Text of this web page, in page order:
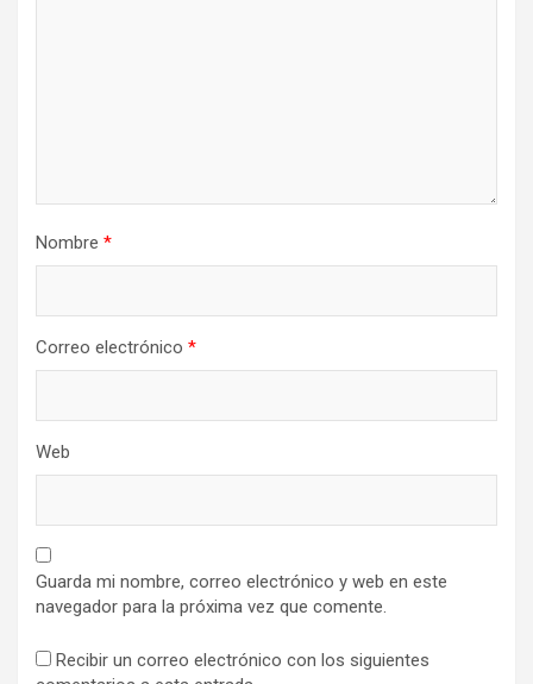
Nombre *
Correo electrónico *
Web
Guarda mi nombre, correo electrónico y web en este
navegador para la próxima vez que comente.
Recibir un correo electrónico con los siguientes